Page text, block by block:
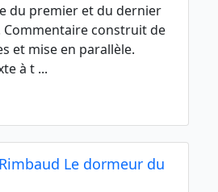
du premier et du dernier
Commentaire construit de
et mise en parallèle.
à t ...
Le dormeur du